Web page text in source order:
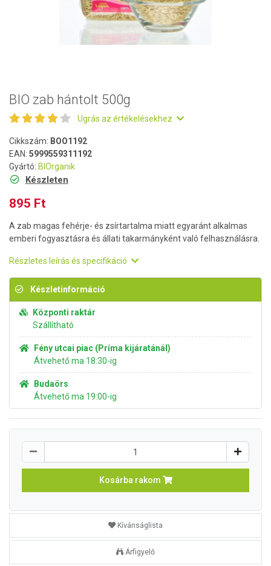
BIO zab hántolt 500g
Ugrás az értékelésekhez
Cikkszám: BOO1192
EAN: 5999559311192
Gyártó: BIOrganik
Készleten
895 Ft
A zab magas fehérje- és zsírtartalma miatt egyaránt alkalmas
emberi fogyasztásra és állati takarmányként való felhasználásra.
Részletes leírás és specifikáció
Készletinformáció
Központi raktár
Szállítható
Fény utcai piac (Príma kijáratánál)
Átvehető ma 18:30-ig
Budaörs
Átvehető ma 19:00-ig
Kosárba rakom
Kívánságlista
Árfigyelő